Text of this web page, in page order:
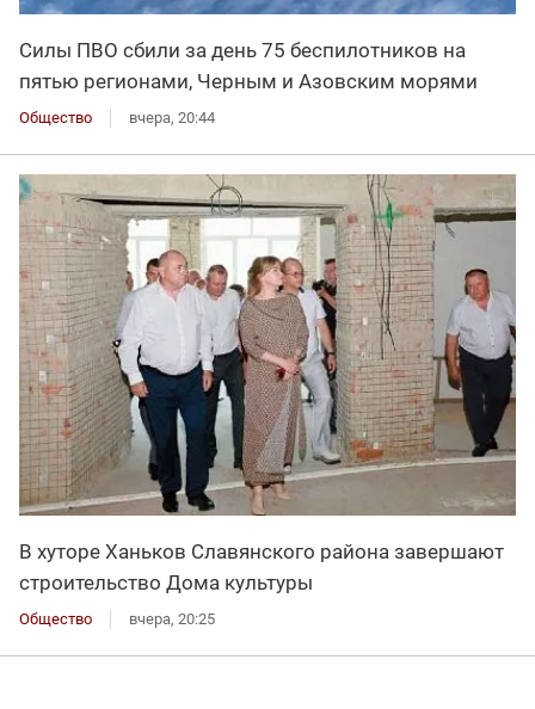
Силы ПВО сбили за день 75 беспилотников на
пятью регионами, Черным и Азовским морями
Общество вчера, 20:44
В хуторе Ханьков Славянского района завершают
строительство Дома культуры
Общество вчера, 20:25